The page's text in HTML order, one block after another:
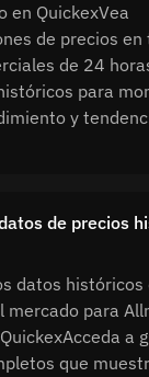
en QuickexVea
de precios en
de 24
para
y
de precios
datos históricos
mercado para
a
que